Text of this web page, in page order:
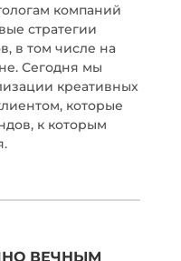
компаний
стратегии
в том числе на
Сегодня мы
креативных
которые
к которым
ВЕЧНЫМ